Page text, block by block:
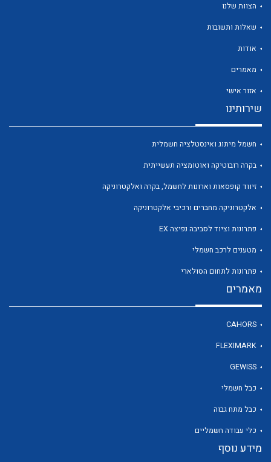
לכל מוצרי היצרן
הצוות שלנו
שאלות ותשובות
אודות
מאמרים
אזור אישי
שירותינו
חשמל מיתוג ואינסטלציה חשמלית
בקרה רובוטיקה ואוטומציה תעשייתית
זיווד קופסאות וארונות לחשמל, בקרה ואלקטרוניקה
אלקטרוניקה מחברים ורכיבי אלקטרוניקה
פתרונות וציוד לסביבה נפיצה EX
מטענים לרכב חשמלי
פתרונות לתחום הסולארי
מאמרים
CAHORS
FLEXIMARK
GEWISS
כבל חשמלי
כבל מתח גבוה
כלי עבודה חשמליים
מידע נוסף